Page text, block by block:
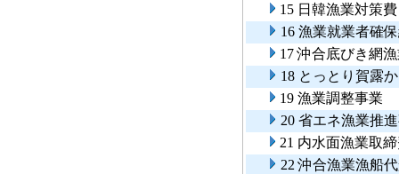
15 日韓漁業対策
16 漁業就業者確
17 沖合底びき網
18 とっとり賀露
19 漁業調整事業
20 省エネ漁業推
21 内水面漁業取
22 沖合漁業漁船